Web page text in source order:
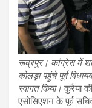
रूद्रपुर। कांग्रेस में
कोलड़ा पहुंचे पूर्व
स्वागत किया। कुरैया
एसोसिएशन के पूर्व